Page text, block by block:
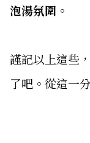
泡湯氛圍。
謹記以上這些
了吧。從這一